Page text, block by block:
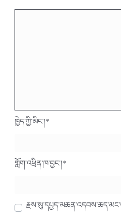
ཁྱེད་ཀྱི་མིང་།*
གློག་འཕྲིན་ཁ་བྱང་།*